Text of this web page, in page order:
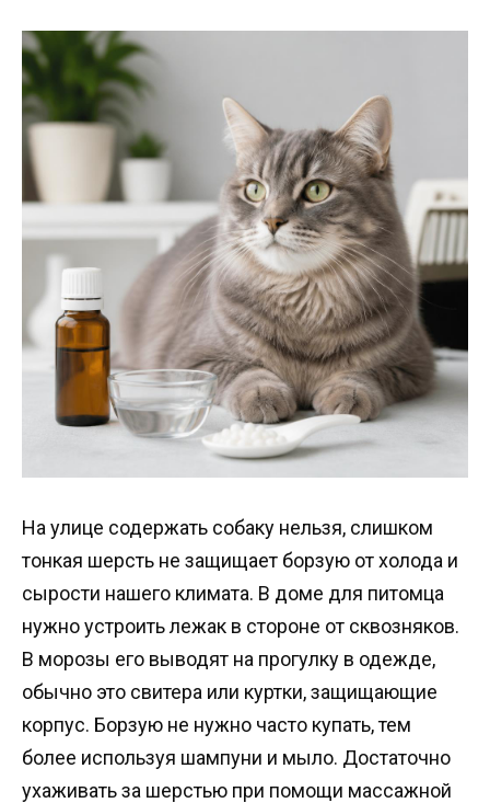
На улице содержать собаку нельзя, слишком
тонкая шерсть не защищает борзую от холода и
сырости нашего климата. В доме для питомца
нужно устроить лежак в стороне от сквозняков.
В морозы его выводят на прогулку в одежде,
обычно это свитера или куртки, защищающие
корпус. Борзую не нужно часто купать, тем
более используя шампуни и мыло. Достаточно
ухаживать за шерстью при помощи массажной